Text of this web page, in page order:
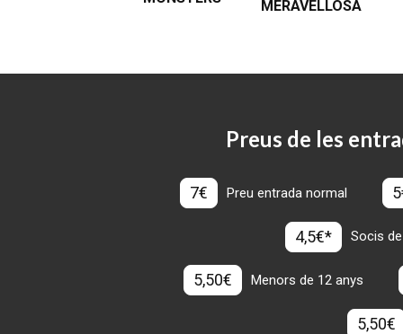
MERAVELLOSA
Jones
Preus de les
7€ Preu entrada normal
4,5€* Socis
5,50€ Menors de 12 anys
5,50€